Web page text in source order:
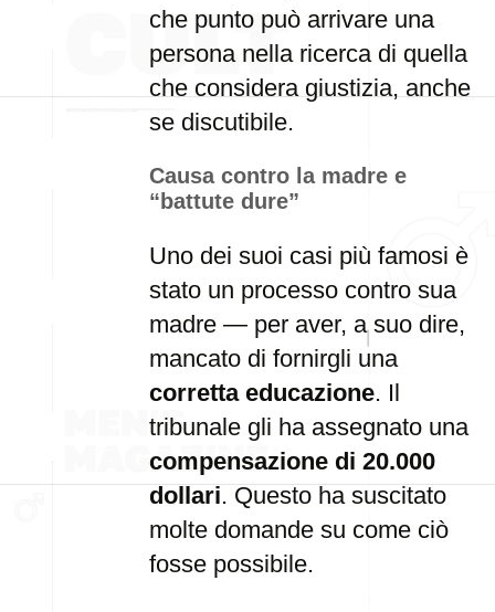
che punto può arrivare una
persona nella ricerca di quella
che considera giustizia, anche
se discutibile.
Causa contro la madre e
“battute dure”
Uno dei suoi casi più famosi è
stato un processo contro sua
madre — per aver, a suo dire,
mancato di fornirgli una
corretta educazione. Il
tribunale gli ha assegnato una
compensazione di 20.000
dollari. Questo ha suscitato
molte domande su come ciò
fosse possibile.